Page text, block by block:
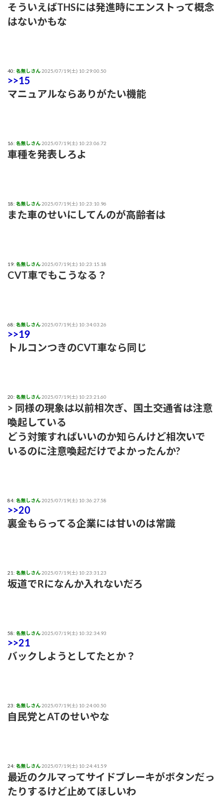
そういえばTHSには発進時にエンストって概念
はないかもな
40: 名無しさん2025/07/19(土) 10:29:00.50
>>15
マニュアルならありがたい機能
16: 名無しさん2025/07/19(土) 10:23:06.72
車種を発表しろよ
18: 名無しさん2025/07/19(土) 10:23:10.96
また車のせいにしてんのが高齢者は
19: 名無しさん2025/07/19(土) 10:23:15.18
CVT車でもこうなる？
68: 名無しさん2025/07/19(土) 10:34:03.26
>>19
トルコンつきのCVT車なら同じ
20: 名無しさん2025/07/19(土) 10:23:21.60
> 同様の現象は以前相次ぎ、国土交通省は注意
喚起している
どう対策すればいいのか知らんけど相次いで
いるのに注意喚起だけでよかったんか?
84: 名無しさん2025/07/19(土) 10:36:27.58
>>20
裏金もらってる企業には甘いのは常識
21: 名無しさん2025/07/19(土) 10:23:31.23
坂道でRになんか入れないだろ
58: 名無しさん2025/07/19(土) 10:32:34.93
>>21
バックしようとしてたとか？
23: 名無しさん2025/07/19(土) 10:24:00.50
自民党とATのせいやな
24: 名無しさん2025/07/19(土) 10:24:41.59
最近のクルマってサイドブレーキがボタンだっ
たりするけど止めてほしいわ